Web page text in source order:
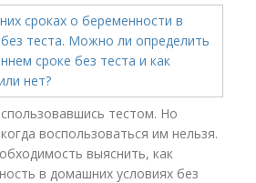
тестом. Но
воспользоваться им нельзя.
выяснить, как
в домашних условиях без